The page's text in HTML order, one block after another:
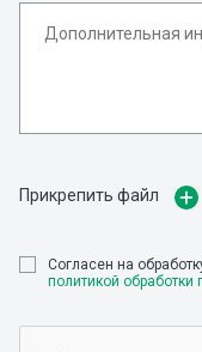
Прикрепить файл
Cогласен на
политикой